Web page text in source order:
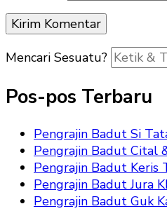
Mencari Sesuatu?
Pos-pos Terbaru
Pengrajin Badut Si
Pengrajin Badut Cital
Pengrajin Badut Keris
Pengrajin Badut Jura
Pengrajin Badut Guk